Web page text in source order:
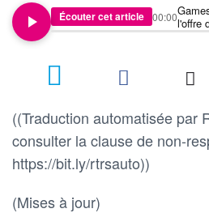
Écouter cet article
l'offre
00:00
((Traduction automatisée par
consulter la clause de non-
https://bit.ly/rtrsauto))
(Mises à jour)